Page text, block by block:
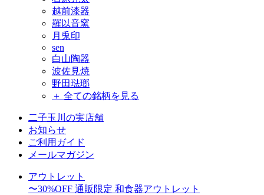
越前漆器
羅以音窯
月兎印
sen
白山陶器
波佐見焼
野田琺瑯
＋ 全ての銘柄を見る
二子玉川の実店舗
お知らせ
ご利用ガイド
メールマガジン
アウトレット
〜30%OFF 通販限定 和食器アウトレット